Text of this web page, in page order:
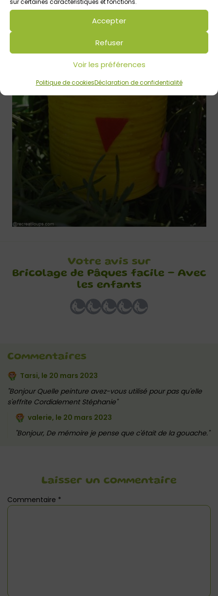
sur certaines caractéristiques et fonctions.
Accepter
Refuser
Voir les préférences
Politique de cookiesDéclaration de confidentialité
Votre avis sur
Bricolage de Pâques facile – Avec
les enfants
Commentaires
Tarsi, le 20 mars 2023
Bonjour Quelle peinture avez-vous utilisé pour pas qu'elle
s'effrite Cordialement Stéphanie
valerie, le 20 mars 2023
Bonjour, De mémoire je pense que c'était de la gouache.
Laisser un commentaire
Commentaire *